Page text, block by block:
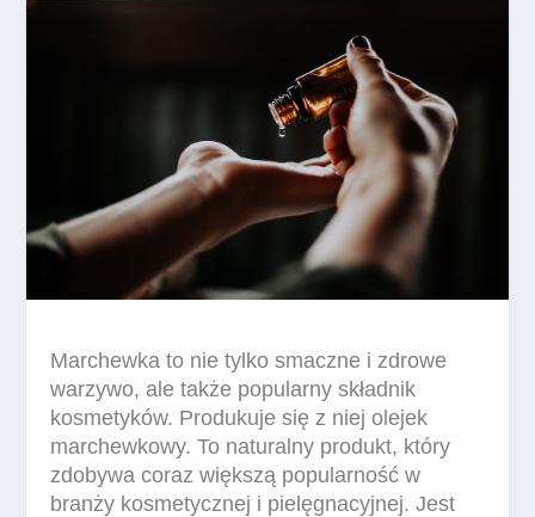
Marchewka to nie tylko smaczne i zdrowe
warzywo, ale także popularny składnik
kosmetyków. Produkuje się z niej olejek
marchewkowy. To naturalny produkt, który
zdobywa coraz większą popularność w
branży kosmetycznej i pielęgnacyjnej. Jest